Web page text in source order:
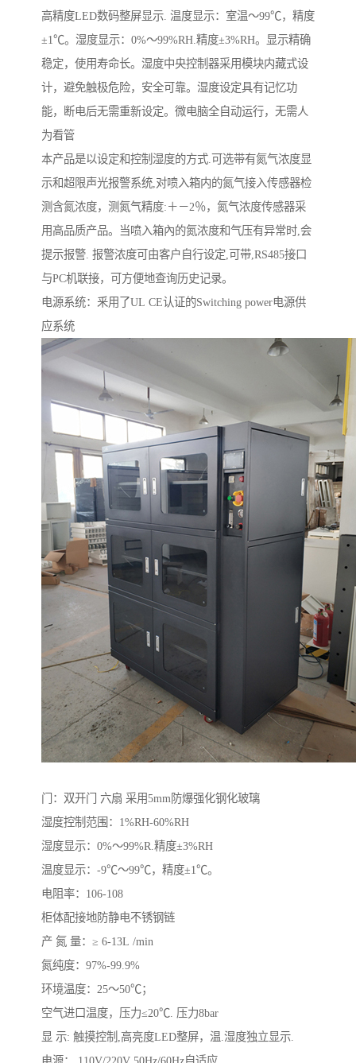
高精度LED数码整屏显示. 温度显示：室温～99℃，精度
±1℃。湿度显示：0%～99%RH.精度±3%RH。显示精确
稳定，使用寿命长。湿度中央控制器采用模块内藏式设
计，避免触极危险，安全可靠。湿度设定具有记忆功
能，断电后无需重新设定。微电脑全自动运行，无需人
为看管
本产品是以设定和控制湿度的方式.可选带有氮气浓度显
示和超限声光报警系统,对喷入箱内的氮气接入传感器检
测含氮浓度，测氮气精度:＋－2％，氮气浓度传感器采
用高品质产品。当喷入箱內的氮浓度和气压有异常时,会
提示报警. 报警浓度可由客户自行设定,可带,RS485接口
与PC机联接，可方便地查询历史记录。
电源系统：釆用了UL CE认证的Switching power电源供
应系统
门：双开门 六扇 采用5mm防爆强化钢化玻璃
湿度控制范围：1%RH-60%RH
湿度显示：0%～99%R.精度±3%RH
温度显示：-9℃～99℃，精度±1℃。
电阻率：106-108
柜体配接地防静电不锈钢链
产 氮 量：≥ 6-13L /min
氮纯度：97%-99.9%
环境温度：25～50℃；
空气进口温度，压力≤20℃. 压力8bar
显 示: 触摸控制,高亮度LED整屏，温.湿度独立显示.